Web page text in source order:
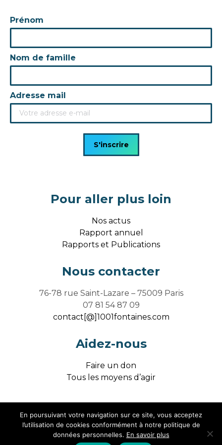
Prénom
Nom de famille
Adresse mail
Pour aller plus loin
Nos actus
Rapport annuel
Rapports et Publications
Nous contacter
76-78 rue Saint-Lazare – 75009 Paris
07 81 54 87 09
contact[@]1001fontaines.com
Aidez-nous
Faire un don
Tous les moyens d’agir
Mentions légales / Crédits
En poursuivant votre navigation sur ce site, vous acceptez
l’utilisation de cookies conformément à notre politique de
données personnelles. En savoir plus